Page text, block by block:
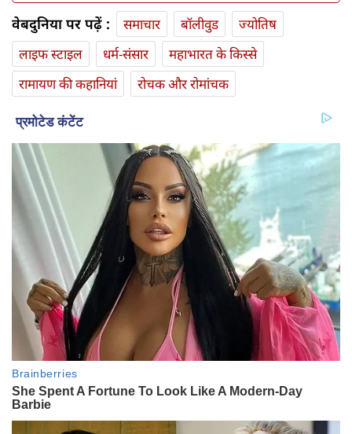
वेबदुनिया पर पढ़ें : समाचार बॉलीवुड
ज्योतिष
लाइफ स्‍टाइल
धर्म-संसार
महाभारत के किस्से
रामायण की कहानियां
रोचक और रोमांचक